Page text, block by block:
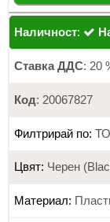
Наличност:
Ставка ДДС: 20
Код: 20067827
Филтрирай по:
Цвят: Черен
Материал: